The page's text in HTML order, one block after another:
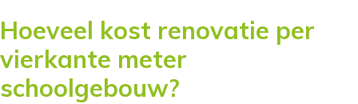
Hoeveel kost renovatie per
vierkante meter
schoolgebouw?